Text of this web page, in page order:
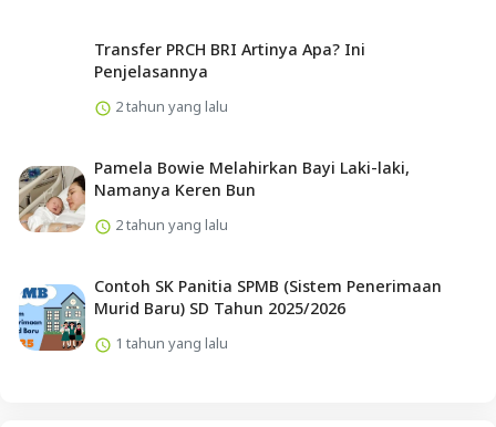
Transfer PRCH BRI Artinya Apa? Ini
Penjelasannya
2 tahun yang lalu
Pamela Bowie Melahirkan Bayi Laki-laki,
Namanya Keren Bun
2 tahun yang lalu
Contoh SK Panitia SPMB (Sistem Penerimaan
Murid Baru) SD Tahun 2025/2026
1 tahun yang lalu